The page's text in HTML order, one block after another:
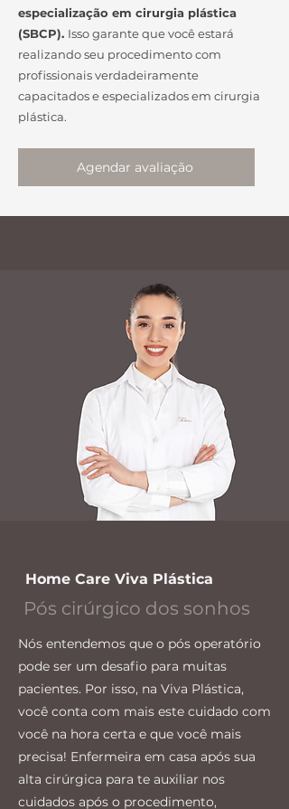
especialização em cirurgia plástica
(SBCP). Isso garante que você estará
realizando seu procedimento com
profissionais verdadeiramente
capacitados e especializados em cirurgia
plástica.
Agendar avaliação
Home Care Viva Plástica
Pós cirúrgico dos sonhos
Nós entendemos que o pós operatório
pode ser um desafio para muitas
pacientes. Por isso, na Viva Plástica,
você conta com mais este cuidado com
você na hora certa e que você mais
precisa! Enfermeira em casa após sua
alta cirúrgica para te auxiliar nos
cuidados após o procedimento,